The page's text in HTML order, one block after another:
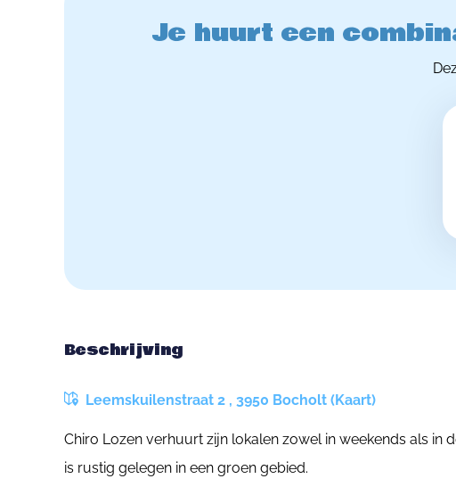
Je huurt een
Beschrijving
Leemskuilenstraat 2 , 3950 Bocholt (Kaart)
Chiro Lozen verhuurt zijn lokalen zowel in weekends als in
is rustig gelegen in een groen gebied.